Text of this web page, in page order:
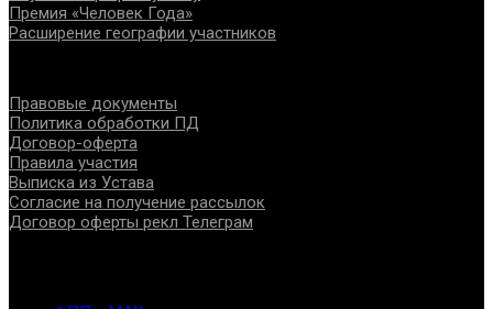
Премия «Человек Года»
Расширение географии участников
Правовые документы
Политика обработки ПД
Договор-оферта
Правила участия
Выписка из Устава
Согласие на получение рассылок
Договор оферты рекл Телеграм